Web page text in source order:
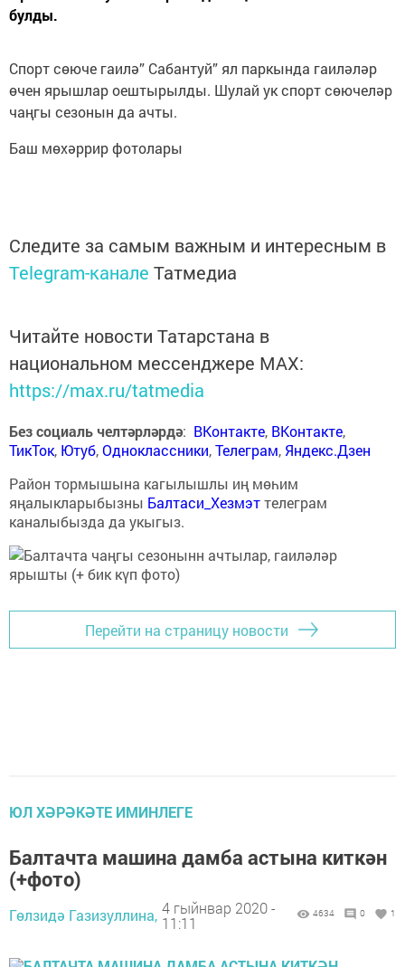
булды.
Спорт сөюче гаилә” Сабантуй” ял паркында гаиләләр
өчен ярышлар оештырылды. Шулай ук спорт сөючеләр
чаңгы сезонын да ачты.
Баш мөхәррир фотолары
Следите за самым важным и интересным в
Telegram-канале Татмедиа
Читайте новости Татарстана в
национальном мессенджере MАХ:
https://max.ru/tatmedia
Без социаль челтәрләрдә: ВКонтакте, ВКонтакте,
ТикТок, Ютуб,Одноклассники,Телеграм, Яндекс.Дзен
Район тормышына кагылышлы иң мөһим
яңалыкларыбызны Балтаси_Хезмэттелеграм
каналыбызда да укыгыз.
Перейти на страницу новости
ЮЛ ХӘРӘКӘТЕ ИМИНЛЕГЕ
Балтачта машина дамба астына киткән
(+фото)
Гөлзидә Газизуллина, 4 гыйнвар 2020 -
11:11
4634 0 1